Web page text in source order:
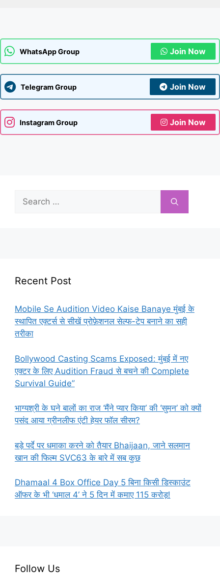
WhatsApp Group Join Now
Telegram Group Join Now
Instagram Group Join Now
Search
for:
Recent Post
Mobile Se Audition Video Kaise Banaye मुंबई के
स्थापित एक्टर्स से सीखें प्रोफ़ेशनल सेल्फ-टेप बनाने का सही
तरीका
Bollywood Casting Scams Exposed: मुंबई में नए
एक्टर के लिए Audition Fraud से बचने की Complete
Survival Guide”
भाग्यश्री के घने बालों का राज ‘मैंने प्यार किया’ की ‘सुमन’ को क्यों
पसंद आया ग्रीनलीफ एंटी हेयर फॉल सीरम?
बड़े पर्दे पर धमाका करने को तैयार Bhaijaan, जाने सलमान
खान की फिल्म SVC63 के बारे में सब कुछ
Dhamaal 4 Box Office Day 5 बिना किसी डिस्काउंट
ऑफर के भी ‘धमाल 4’ ने 5 दिन में कमाए 115 करोड़!
Follow Us